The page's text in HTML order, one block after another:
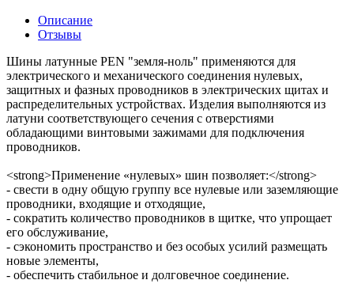
Описание
Отзывы
Шины латунные PEN "земля-ноль" применяются для
электрического и механического соединения нулевых,
защитных и фазных проводников в электрических щитах и
распределительных устройствах. Изделия выполняются из
латуни соответствующего сечения с отверстиями
обладающими винтовыми зажимами для подключения
проводников.
<strong>Применение «нулевых» шин позволяет:</strong>
- свести в одну общую группу все нулевые или заземляющие
проводники, входящие и отходящие,
- сократить количество проводников в щитке, что упрощает
его обслуживание,
- сэкономить пространство и без особых усилий размещать
новые элементы,
- обеспечить стабильное и долговечное соединение.